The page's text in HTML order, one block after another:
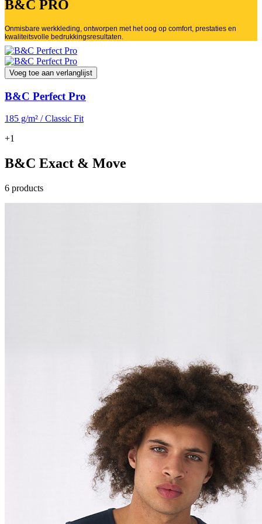
B&C PRO
Onmisbare werkkleding, ontworpen met het oog op comfort, prestaties en
kwaliteitsvolle bedrukkingsresultaten.
Voeg toe aan verlanglijst
B&C Perfect Pro
185 g/m² / Classic Fit
+1
B&C Exact & Move
6 products